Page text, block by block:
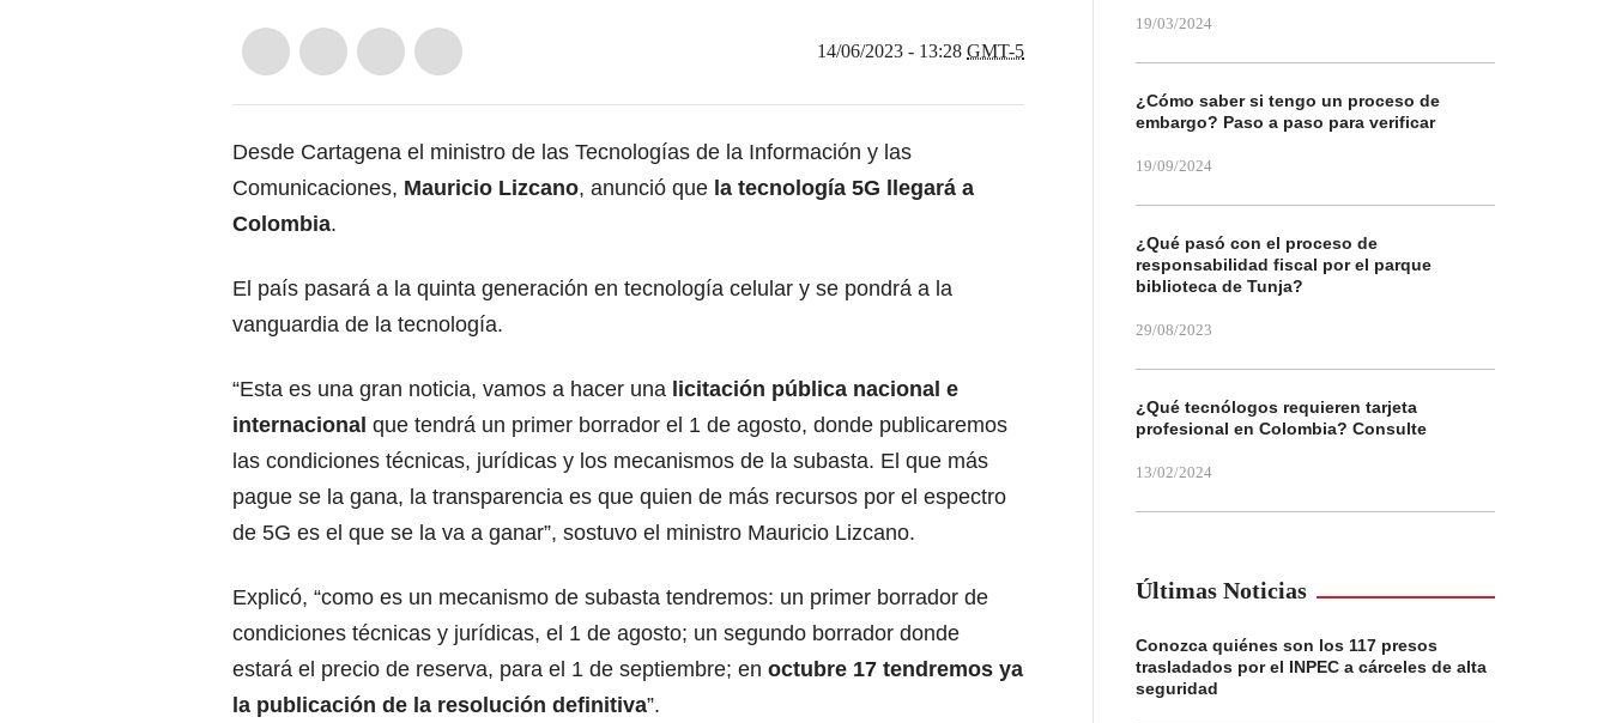
14/06/2023 - 13:28 GMT-5
Desde Cartagena el ministro de las Tecnologías de la Información y las
Comunicaciones, Mauricio Lizcano, anunció que la tecnología 5G llegará a
Colombia.
El país pasará a la quinta generación en tecnología celular y se pondrá a la
vanguardia de la tecnología.
“Esta es una gran noticia, vamos a hacer una licitación pública nacional e
internacional que tendrá un primer borrador el 1 de agosto, donde publicaremos
las condiciones técnicas, jurídicas y los mecanismos de la subasta. El que más
pague se la gana, la transparencia es que quien de más recursos por el espectro
de 5G es el que se la va a ganar”, sostuvo el ministro Mauricio Lizcano.
Explicó, “como es un mecanismo de subasta tendremos: un primer borrador de
condiciones técnicas y jurídicas, el 1 de agosto; un segundo borrador donde
estará el precio de reserva, para el 1 de septiembre; en octubre 17 tendremos ya
la publicación de la resolución definitiva”.
19/03/2024
¿Cómo saber si tengo un proceso de
embargo? Paso a paso para verificar
19/09/2024
¿Qué pasó con el proceso de
responsabilidad fiscal por el parque
biblioteca de Tunja?
29/08/2023
¿Qué tecnólogos requieren tarjeta
profesional en Colombia? Consulte
13/02/2024
Últimas Noticias
Conozca quiénes son los 117 presos
trasladados por el INPEC a cárceles de alta
seguridad